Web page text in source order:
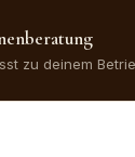
zu deinem